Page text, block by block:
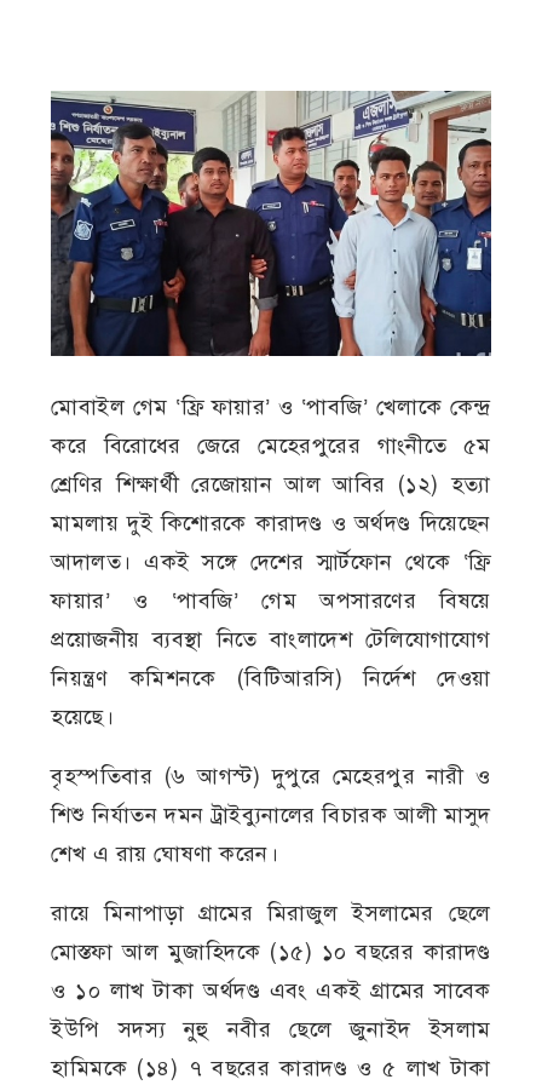
মোবাইল গেম ‘ফ্রি ফায়ার’ ও ‘পাবজি’ খেলাকে কেন্দ্র
করে বিরোধের জেরে মেহেরপুরের গাংনীতে ৫ম
শ্রেণির শিক্ষার্থী রেজোয়ান আল আবির (১২) হত্যা
মামলায় দুই কিশোরকে কারাদণ্ড ও অর্থদণ্ড দিয়েছেন
আদালত। একই সঙ্গে দেশের স্মার্টফোন থেকে ‘ফ্রি
ফায়ার’ ও ‘পাবজি’ গেম অপসারণের বিষয়ে
প্রয়োজনীয় ব্যবস্থা নিতে বাংলাদেশ টেলিযোগাযোগ
নিয়ন্ত্রণ কমিশনকে (বিটিআরসি) নির্দেশ দেওয়া
হয়েছে।
বৃহস্পতিবার (৬ আগস্ট) দুপুরে মেহেরপুর নারী ও
শিশু নির্যাতন দমন ট্রাইব্যুনালের বিচারক আলী মাসুদ
শেখ এ রায় ঘোষণা করেন।
রায়ে মিনাপাড়া গ্রামের মিরাজুল ইসলামের ছেলে
মোস্তফা আল মুজাহিদকে (১৫) ১০ বছরের কারাদণ্ড
ও ১০ লাখ টাকা অর্থদণ্ড এবং একই গ্রামের সাবেক
ইউপি সদস্য নুহু নবীর ছেলে জুনাইদ ইসলাম
হামিমকে (১৪) ৭ বছরের কারাদণ্ড ও ৫ লাখ টাকা